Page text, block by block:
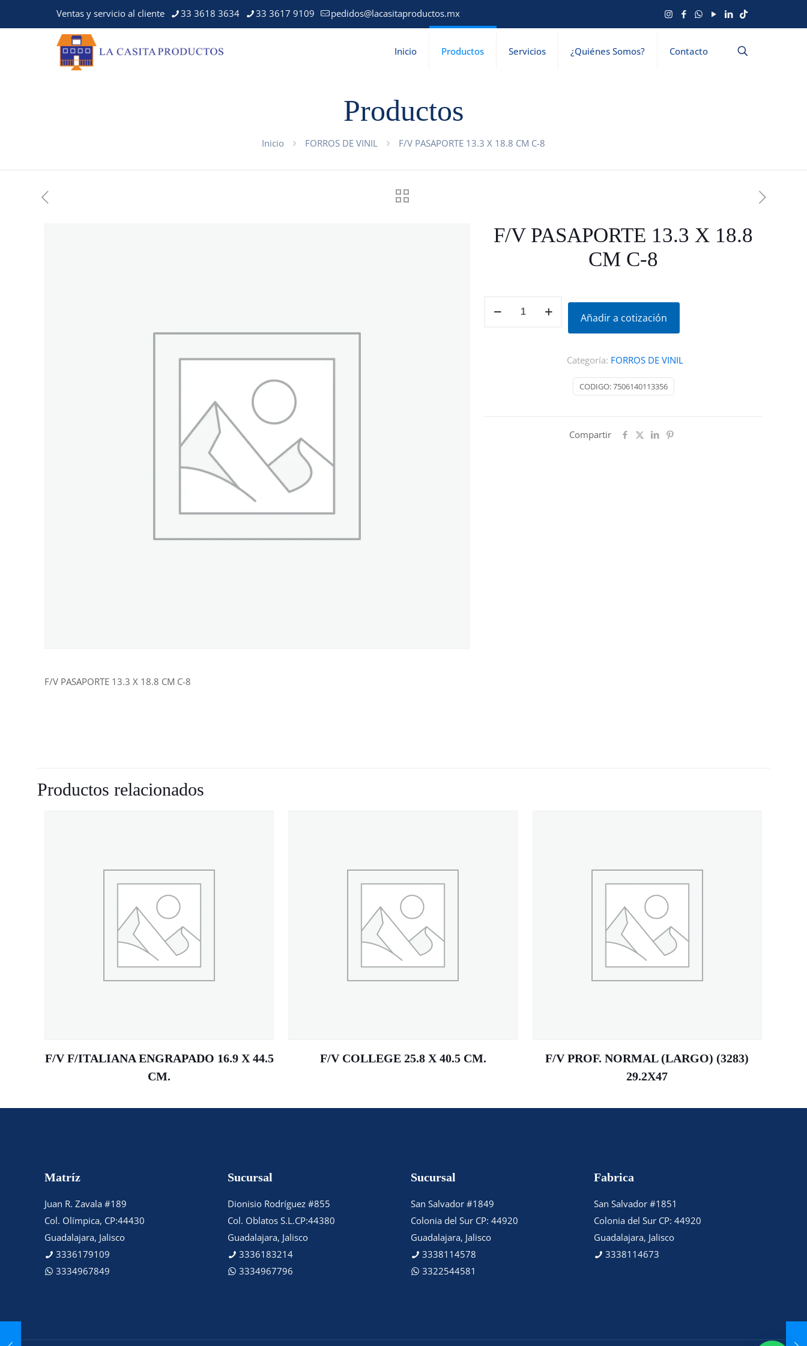
Ventas y servicio al cliente 33 3618 3634 33 3617 9109 pedidos@lacasitaproductos.mx
Inicio Productos Servicios ¿Quiénes Somos? Contacto
Productos
Inicio FORROS DE VINIL F/V PASAPORTE 13.3 X 18.8 CM C-8
F/V PASAPORTE 13.3 X 18.8
CM C-8
Añadir a cotización
CODIGO:7506140113356
Categoría: FORROS DE VINIL
Compartir
F/V PASAPORTE 13.3 X 18.8 CM C-8
Productos relacionados
F/V F/ITALIANA ENGRAPADO 16.9 X 44.5
CM.
F/V COLLEGE 25.8 X 40.5 CM.
F/V PROF. NORMAL (LARGO) (3283)
29.2X47
Matríz
Juan R. Zavala #189
Col. Olímpica, CP:44430
Guadalajara, Jalisco
3336179109
3334967849
Sucursal
Dionisio Rodríguez #855
Col. Oblatos S.L.CP:44380
Guadalajara, Jalisco
3336183214
3334967796
Sucursal
San Salvador #1849
Colonia del Sur CP: 44920
Guadalajara, Jalisco
3338114578
3322544581
Fabrica
San Salvador #1851
Colonia del Sur CP: 44920
Guadalajara, Jalisco
3338114673